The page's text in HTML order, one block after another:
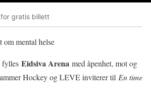
gratis billett
om mental helse
fylles Eidsiva Arena med åpenhet, mot og
Hockey og LEVE inviterer til En time